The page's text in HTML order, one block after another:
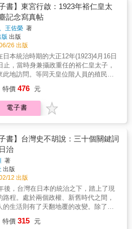
和報導文學，帶給讀者多樣化的閱讀觀
出發襲台。各種空中攻擊手段都派上用
禍從台灣頭到台灣尾，機場、港口、廠
通要津無一倖免。子彈、炸彈下不分日
人，空襲警報發布下，人人均要走避保
灣民眾也就成為美日雙方交戰下的犧牲
作戰的經過，是台灣一部沒有被完整喚
本經營台灣開始談起，了
東亞戰略地位之重要姓 3. 深入說明台
戰的經過，整合美日兩方的檔案，用一
地圖與圖表，讓讀者能清楚了解各種數
勢
生穿長衫，原住民穿「番服」，呈現多
的面貌。一九二○年代以後殖民政府強化
，洋式制服與當時流行的洋服同步，逐
官方認可和推廣的學生制服。一九三七
戰爭爆發後，制服也因應戰爭的需求與
而有「國防色」（卡其色）和「迷彩
的學生制服。透過本書的描繪，制服具
地成為我們可以辨識時代變遷的重要符
者也觀察到，日治時期學生制服的變
日本的殖民政策、教育制度、民間社會
制服的服儀檢查、當時制服的價格、購
以及各個角色對於制服的觀感，也是本
的面向。想看看母校在日治時期的制服
本書中呈現。【紀臺灣】圖說臺灣史系
） 《凝視時代：日治時期臺灣
館》《臺北歷史．空間．建築：新莊、
西門、大龍峒、圓山、劍潭》《太陽旗
服學生》《臺北城中故事：重慶南路街
散步》《留聲機時代：日治時期唱片工
史》《從臺車到巴士：百年臺灣地方交
史》
子書】東宮行啟：1923年裕仁皇太
記念寫真帖
王佐榮 著
版 出版
26 出版
日本統治時期的大正12年(1923)4月16日
止，當時身兼攝政重任的裕仁皇太子，
此地訪問。等同天皇位階人員的殖民地
是劃時代的創舉。本次臺灣訪問藉由神
、接見孝子節婦、各界功勞人員，及巡
西岸包括澎湖群島在內的機關學校、軍
組織的大規模民族運動，為後日推展的
運動，提供了難以數計的助力。
特價 476 元
電子書
子書】台灣史不胡說：三十個關鍵詞
治
著
出版
12 出版
後，台灣在日本的統治之下，踏上了現
路程。處於兩個政權、新舊時代之間，
的生活則有了天翻地覆的改變。除了髮
，腦袋裡也發生了巨大的變化。 著迷
特價 315 元